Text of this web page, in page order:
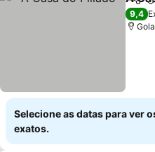
9,4
Selecione as datas para ver
exatos.